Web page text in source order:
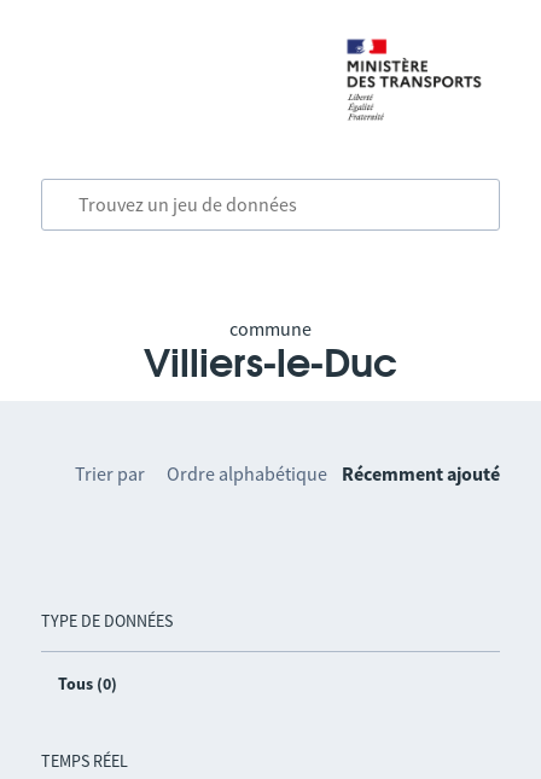
commune
Villiers-le-Duc
TYPE DE DONNÉES
Tous (0)
TEMPS RÉEL
Trier par Ordre alphabétique Récemment ajouté